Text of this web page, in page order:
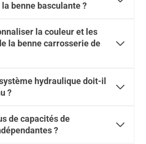
benne basculante ?
la couleur et les
la bennecarrosserie de
hydraulique doit-il
?
de capacités de
?